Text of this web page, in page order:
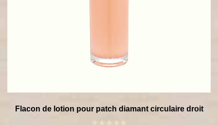
Flacon de lotion pour patch diamant circulaire droit